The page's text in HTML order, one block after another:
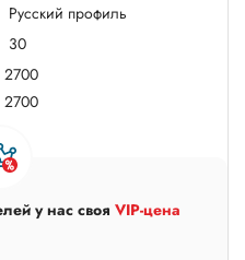
Русский профиль
30
2700
2700
у нас своя VIP-цена